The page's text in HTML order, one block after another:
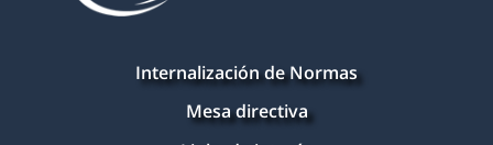
Internalización de Normas
Mesa directiva